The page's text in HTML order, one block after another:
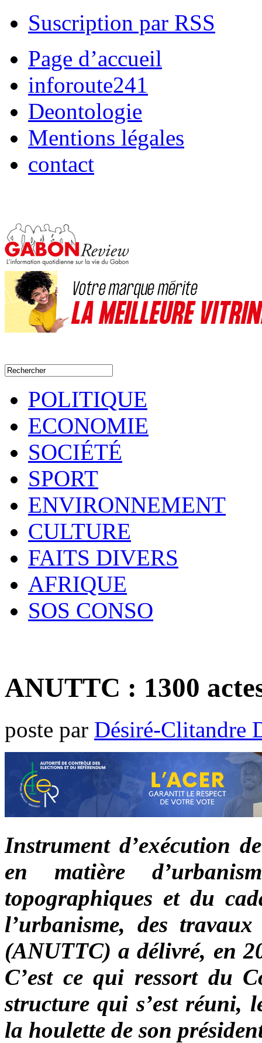
Suscription par RSS
Page d’accueil
inforoute241
Deontologie
Mentions légales
contact
POLITIQUE
ECONOMIE
SOCIÉTÉ
SPORT
ENVIRONNEMENT
CULTURE
FAITS DIVERS
AFRIQUE
SOS CONSO
ANUTTC : 1300
poste par Désiré-Clitandre
Instrument d’exécution
en matière
topographiques et du
l’urbanisme, des
(ANUTTC) a délivré, en
C’est ce qui ressort du
structure qui s’est réuni,
la houlette de son